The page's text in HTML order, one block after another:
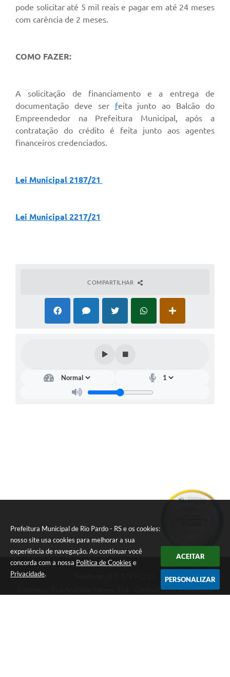
Prefeitura Municipal de Rio Pardo - RS e os cookies:
nosso site usa cookies para melhorar a sua
experiência de navegação. Ao continuar você
concorda com a nossa Política de Cookies e
Privacidade.
ACEITAR
PERSONALIZAR
Arquivos para Download
Projetos
Legislação
Editais
Links
pode solicitar até 5 mil reais e pagar em até 24 meses
com carência de 2 meses.
COMO FAZER:
A solicitação de financiamento e a entrega de
documentação deve ser feita junto ao Balcão do
Empreendedor na Prefeitura Municipal, após a
contratação do crédito é feita junto aos agentes
financeiros credenciados.
Lei Municipal 2187/21
Lei Municipal 2217/21
COMPARTILHAR
Endereço: Rua Andrade Neves, 324 - Centro | CEP: 96640-000